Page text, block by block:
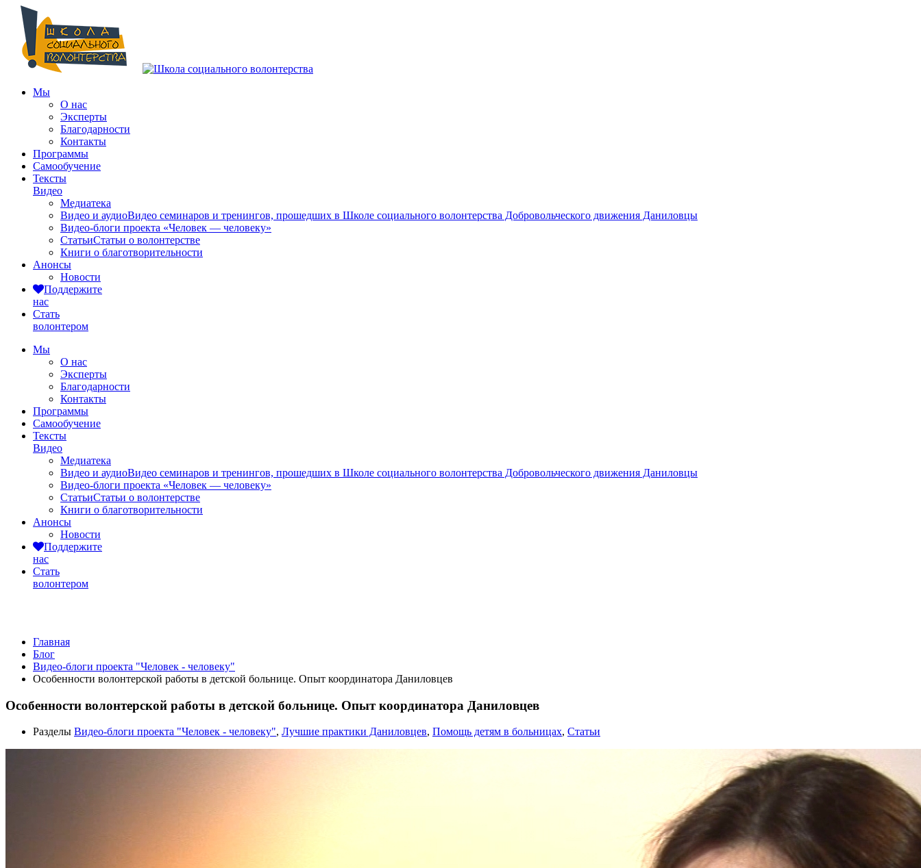
Мы
О нас
Эксперты
Благодарности
Контакты
Программы
Самообучение
Тексты
Видео
Медиатека
Видео и аудиоВидео семинаров и тренингов, прошедших в Школе социального волонтерства Добровольческого движения Даниловцы
Видео-блоги проекта «Человек — человеку»
СтатьиСтатьи о волонтерстве
Книги о благотворительности
Анонсы
Новости
Поддержите
нас
Стать
волонтером
Мы
О нас
Эксперты
Благодарности
Контакты
Программы
Самообучение
Тексты
Видео
Медиатека
Видео и аудиоВидео семинаров и тренингов, прошедших в Школе социального волонтерства Добровольческого движения Даниловцы
Видео-блоги проекта «Человек — человеку»
СтатьиСтатьи о волонтерстве
Книги о благотворительности
Анонсы
Новости
Поддержите
нас
Стать
волонтером
Главная
Блог
Видео-блоги проекта "Человек - человеку"
Особенности волонтерской работы в детской больнице. Опыт координатора Даниловцев
Особенности волонтерской работы в детской больнице. Опыт координатора Даниловцев
Разделы Видео-блоги проекта "Человек - человеку", Лучшие практики Даниловцев, Помощь детям в больницах, Статьи